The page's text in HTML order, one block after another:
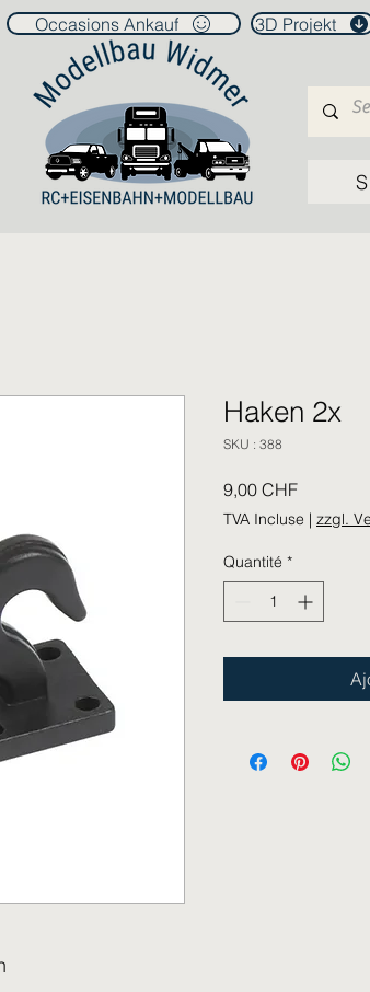
Occasions Ankauf 3D Projekt
Haken 2x
SKU : 388
9,00 CHFPrix
TVA Incluse | zzgl.
Quantité *